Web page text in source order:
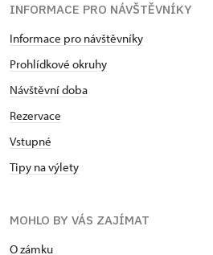
INFORMACE PRO NÁVŠTĚVNÍKY
Informace pro návštěvníky
Prohlídkové okruhy
Návštěvní doba
Rezervace
Vstupné
Tipy na výlety
MOHLO BY VÁS ZAJÍMAT
O zámku